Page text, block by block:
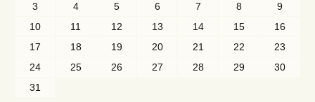
3
4 5 6 7 8
9
10
11 12 13 14 15
16
17
18 19 20 21 22
23
24
25 26 27 28 29
30
31